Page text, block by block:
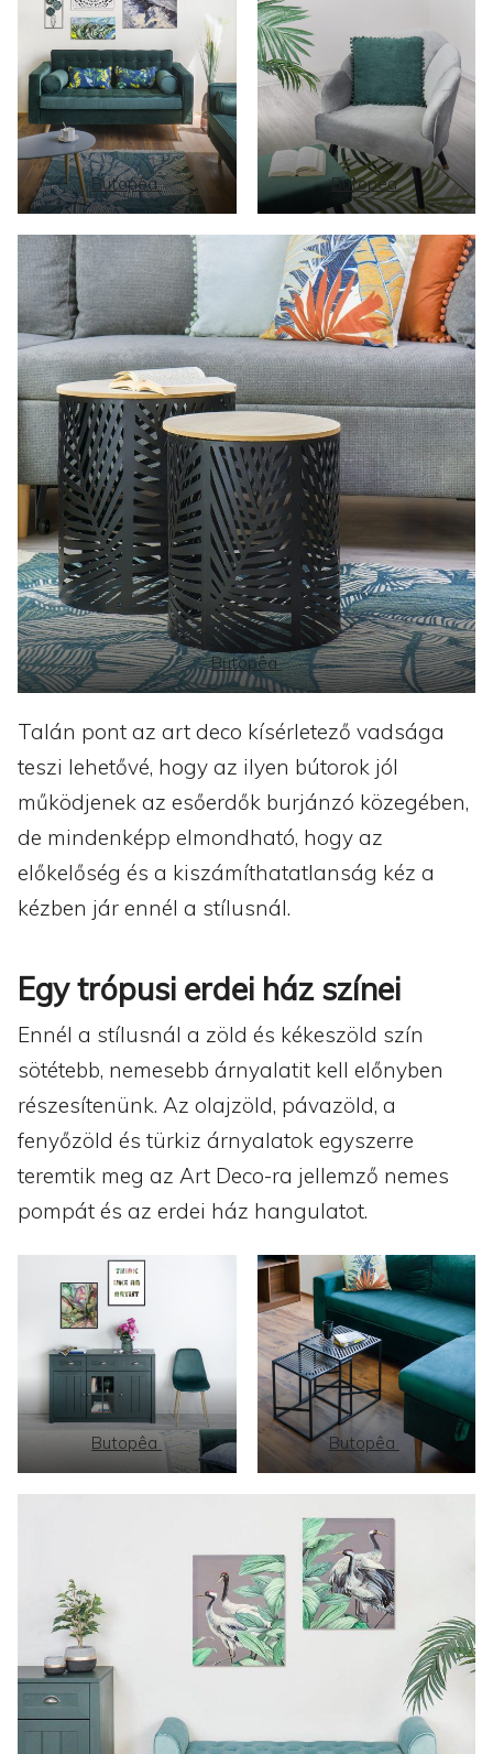
Butopêa Butopêa
Butopêa
Talán pont az art deco kísérletező vadsága
teszi lehetővé, hogy az ilyen bútorok jól
működjenek az esőerdők burjánzó közegében,
de mindenképp elmondható, hogy az
előkelőség és a kiszámíthatatlanság kéz a
kézben jár ennél a stílusnál.
Egy trópusi erdei ház színei
Ennél a stílusnál a zöld és kékeszöld szín
sötétebb, nemesebb árnyalatit kell előnyben
részesítenünk. Az olajzöld, pávazöld, a
fenyőzöld és türkiz árnyalatok egyszerre
teremtik meg az Art Deco-ra jellemző nemes
pompát és az erdei ház hangulatot.
Butopêa Butopêa